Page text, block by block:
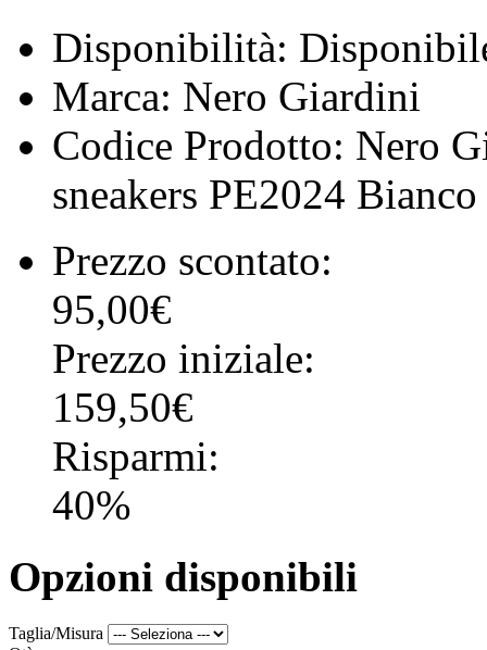
Disponibilità:
Marca: Nero Giardini
Codice Prodotto: Nero
sneakers PE2024 Bianco
Prezzo scontato:
95,00€
Prezzo iniziale:
159,50€
Risparmi:
40%
Opzioni disponibili
Taglia/Misura